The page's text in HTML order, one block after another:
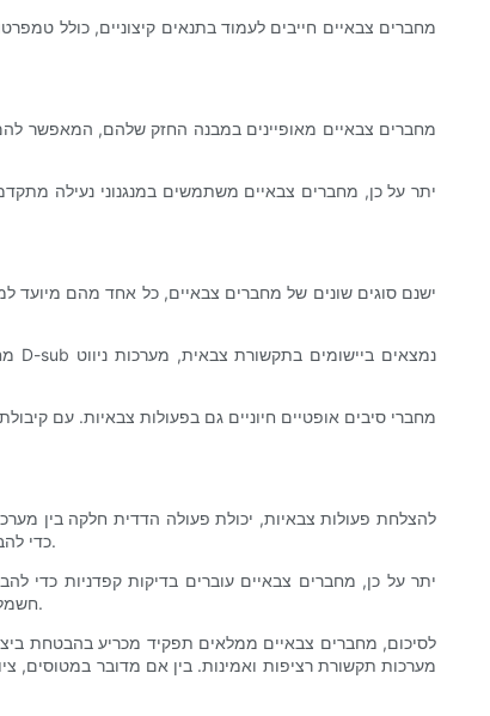
מחברים צבאיים חייבים לעמוד בתנאים קיצוניים, כולל
מחברים צבאיים מאופיינים במבנה החזק שלהם, המאפשר להם
יתר על כן, מחברים צבאיים משתמשים במנגנוני נעילה
ישנם סוגים שונים של מחברים צבאיים, כל אחד מהם מיועד
מחברי סיבים אופטיים חיוניים גם בפעולות צבאיות. עם
להצלחת פעולות צבאיות, יכולת פעולה הדדית חלקה בין
מחברים עומדים במפרטים צבאיים מוכרים, כגון MIL-DTL-38999, MIL-DTL-5015 או MIL-DTL-24308, כדי להבטיח תאימות במגוון רחב של יישומים צבאיים.
יתר על כן, מחברים צבאיים עוברים בדיקות קפדניות כדי
חשמליים. על ידי חשיפת מחברים לבדיקות קפדניות שכאלה, אנשי צבא יכולים להיות בטוחים באמינותם ובאורך החיים שלהם, אפילו בתנאים המאתגרים ביותר.
לסיכום, מחברים צבאיים ממלאים תפקיד מכריע בהבטחת
מערכות תקשורת רציפות ואמינות. בין אם מדובר במטוסים,